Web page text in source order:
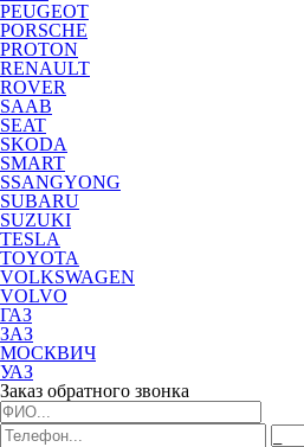
PEUGEOT
PORSCHE
PROTON
RENAULT
ROVER
SAAB
SEAT
SKODA
SMART
SSANGYONG
SUBARU
SUZUKI
TESLA
TOYOTA
VOLKSWAGEN
VOLVO
ГАЗ
ЗАЗ
МОСКВИЧ
УАЗ
Заказ обратного звонка